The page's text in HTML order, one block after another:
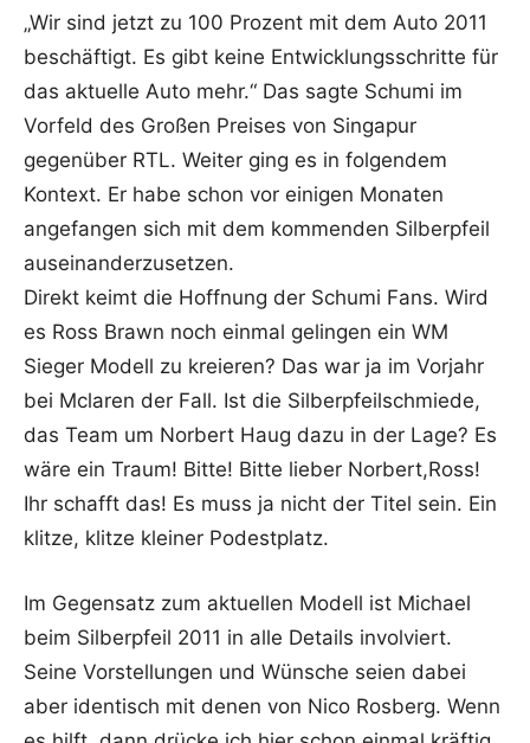
„Wir sind jetzt zu 100 Prozent mit dem Auto 2011
beschäftigt. Es gibt keine Entwicklungsschritte für
das aktuelle Auto mehr.“ Das sagte Schumi im
Vorfeld des Großen Preises von Singapur
gegenüber RTL. Weiter ging es in folgendem
Kontext. Er habe schon vor einigen Monaten
angefangen sich mit dem kommenden Silberpfeil
auseinanderzusetzen.
Direkt keimt die Hoffnung der Schumi Fans. Wird
es Ross Brawn noch einmal gelingen ein WM
Sieger Modell zu kreieren? Das war ja im Vorjahr
bei Mclaren der Fall. Ist die Silberpfeilschmiede,
das Team um Norbert Haug dazu in der Lage? Es
wäre ein Traum! Bitte! Bitte lieber Norbert,Ross!
Ihr schafft das! Es muss ja nicht der Titel sein. Ein
klitze, klitze kleiner Podestplatz.
Im Gegensatz zum aktuellen Modell ist Michael
beim Silberpfeil 2011 in alle Details involviert.
Seine Vorstellungen und Wünsche seien dabei
aber identisch mit denen von Nico Rosberg. Wenn